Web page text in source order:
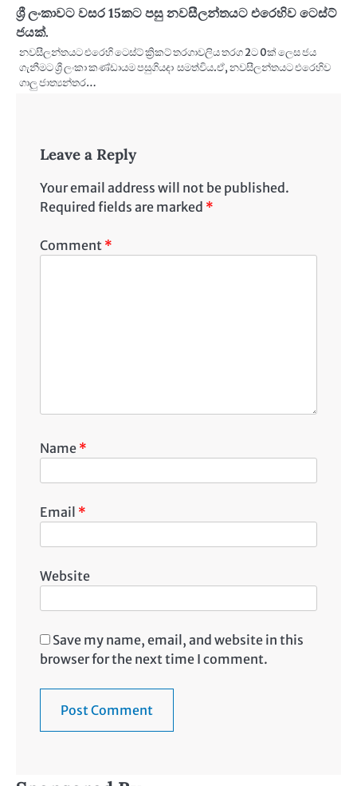
ශ්‍රී ලංකාවට වසර 15කට පසු නවසීලන්තයට එරෙහිව ටෙස්ට්
ජයක්.
නවසීලන්තයට එරෙහි ටෙස්ට් ක්‍රිකට් තරගාවලිය තරග 2ට 0ක් ලෙස ජය
ගැනීමට ශ්‍රී ලංකා කණ්ඩායම පසුගියදා සමත්විය.ඒ, නවසීලන්තයට එරෙහිව
ගාලු ජාත්‍යන්තර…
Leave a Reply
Your email address will not be published.
Required fields are marked *
Comment *
Name *
Email *
Website
Save my name, email, and website in this
browser for the next time I comment.